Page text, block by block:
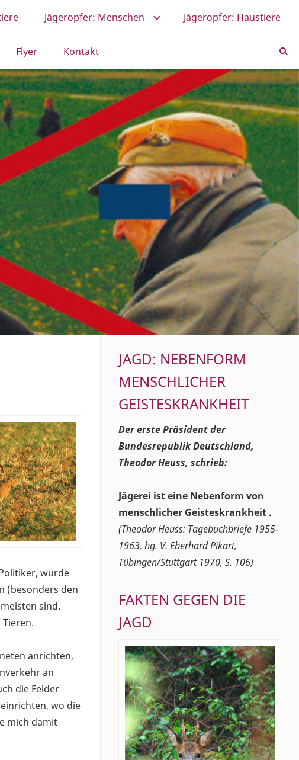
Jägeropfer: Menschen Jägeropfer: Haustiere
Flyer Kontakt
würde
(besonders den
sind.
anrichten,
an
die Felder
wo die
mich damit
JAGD: NEBENFORM
MENSCHLICHER
GEISTESKRANKHEIT
Der erste Präsident der
Bundesrepublik Deutschland,
Theodor Heuss, schrieb:
Jägerei ist eine Nebenform von
menschlicher Geisteskrankheit .
(Theodor Heuss: Tagebuchbriefe 1955-
1963, hg. V. Eberhard Pikart,
Tübingen/Stuttgart 1970, S. 106)
FAKTEN GEGEN DIE
JAGD